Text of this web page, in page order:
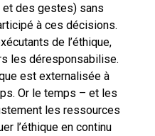
des gestes) sans
à ces décisions.
de l’éthique,
les déresponsabilise.
est externalisée à
Or le temps – et les
les ressources
l’éthique en continu